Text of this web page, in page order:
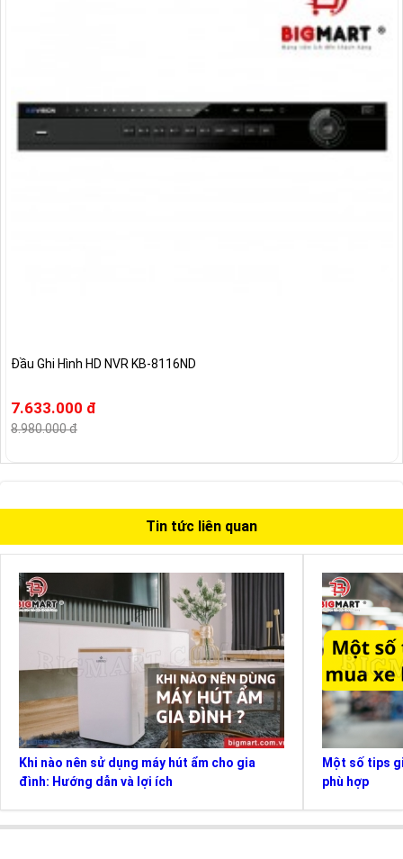
Đầu Ghi Hình HD NVR KB-8116ND
7.633.000 đ
8.980.000 đ
Tin tức liên quan
Khi nào nên sử dụng máy hút ẩm cho gia
đình: Hướng dẫn và lợi ích
Một số tips
phù hợp